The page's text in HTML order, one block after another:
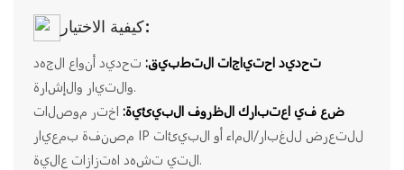
كيفية الاختيار:
تحديد احتياجات التطبيق:تحديد أنواع الجهد
والتيار والإشارة.
ضع في اعتبارك الظروف البيئية:اختر موصلات
مصنفة بمعيار IP للتعرض للغبار/الماء أو البيئات
التي تشهد اهتزازات عالية.